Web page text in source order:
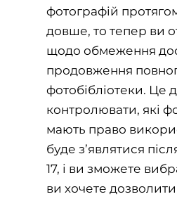
фотографій
довше, то тепер ви
щодо обмеження
продовження
фотобібліотеки. Це
контролювати, які
мають право
буде з’являтися
17, і ви зможете
ви хочете